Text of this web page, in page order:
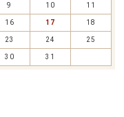
9 10 11
16 17 18
23 24 25
30 31